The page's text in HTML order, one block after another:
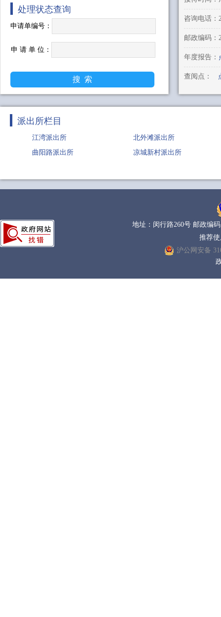
处理状态查询
申请单编号：
申 请 单 位：
邮政编码
年度报告：
查阅点：
派出所栏目
江湾派出所
北外滩派出所
曲阳路派出所
凉城新村派出所
地址：闵行路260号 邮政编
推荐
沪公网安备